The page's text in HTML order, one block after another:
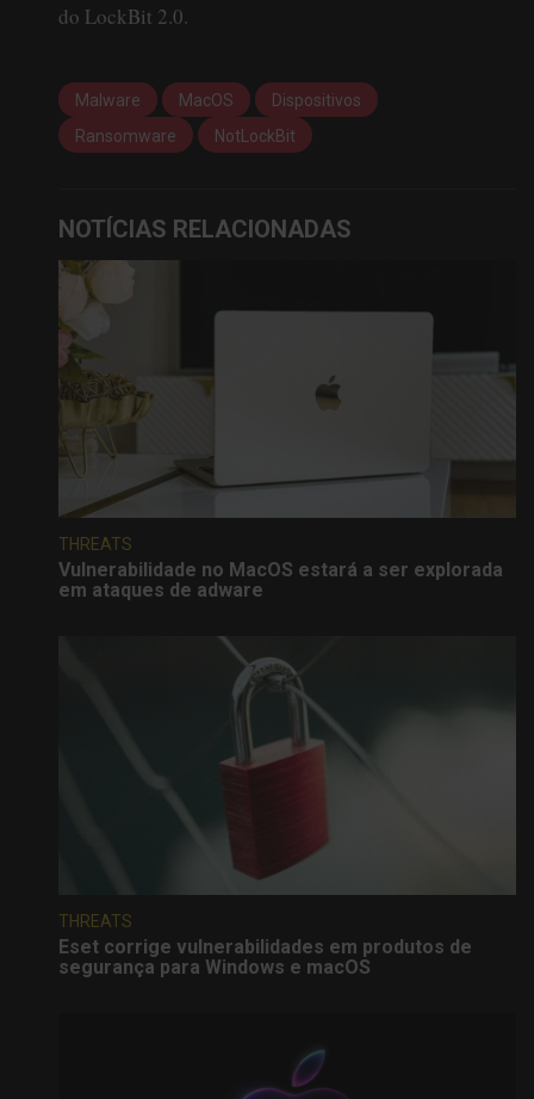
do LockBit 2.0.
Malware MacOS
Dispositivos
Ransomware
NotLockBit
NOTÍCIAS RELACIONADAS
THREATS
Vulnerabilidade no MacOS estará a ser explorada
em ataques de adware
THREATS
Eset corrige vulnerabilidades em produtos de
segurança para Windows e macOS